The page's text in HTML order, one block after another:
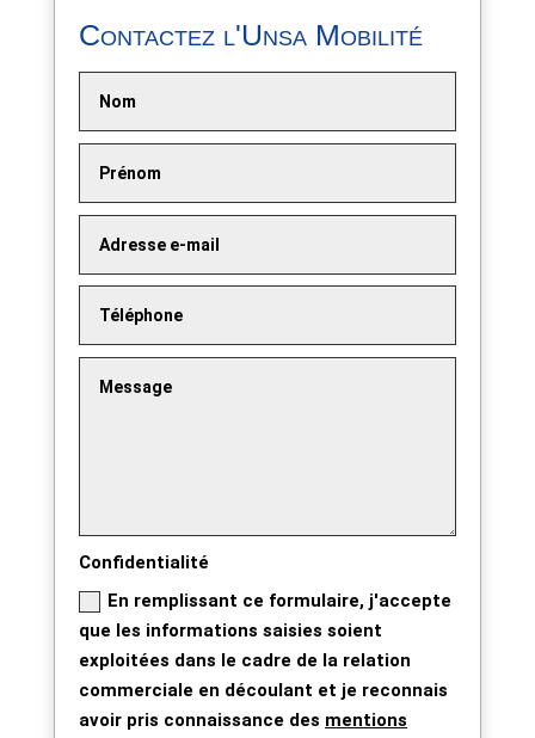
Contactez l'Unsa Mobilité
Confidentialité
En remplissant ce formulaire, j'accepte
que les informations saisies soient
exploitées dans le cadre de la relation
commerciale en découlant et je reconnais
avoir pris connaissance des mentions